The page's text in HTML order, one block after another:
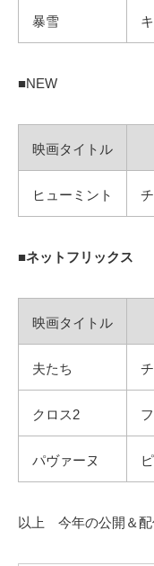
暴雪
■NEW
映画タイトル
ヒューミント
■ネットフリックス
映画タイトル
夫たち
クロス2
パヴァーヌ
以上 今年の公開＆